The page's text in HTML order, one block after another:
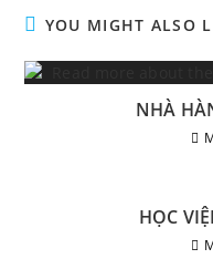
YOU MIGHT ALSO
NHÀ
HỌC